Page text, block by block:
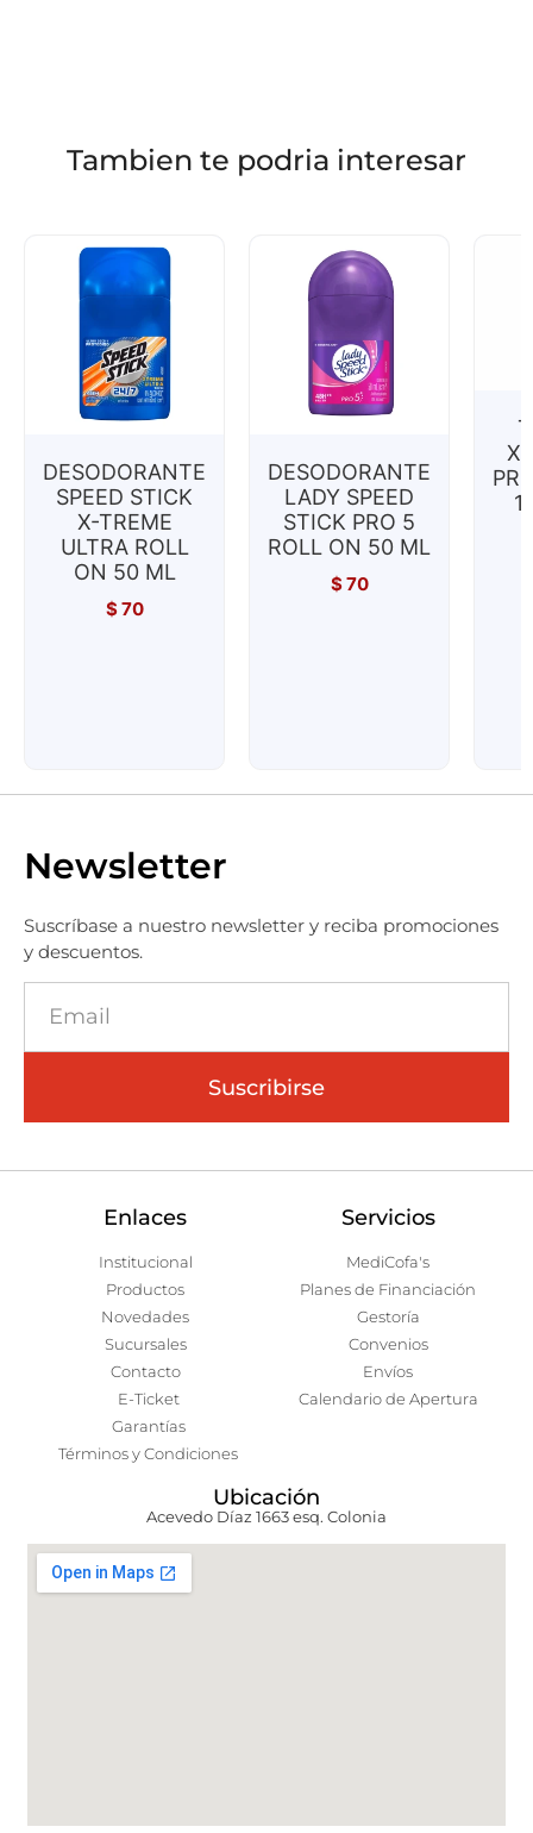
Tambien te podria interesar
DESODORANTE
SPEED STICK
X-TREME
ULTRA ROLL
ON 50 ML
$70
DESODORANTE
LADY SPEED
STICK PRO 5
ROLL ON 50 ML
$70
Newsletter
Suscríbase a nuestro newsletter y reciba promociones
y descuentos.
Suscribirse
Enlaces
Institucional
Productos
Novedades
Sucursales
Contacto
E-Ticket
Garantías
Términos y Condiciones
Servicios
MediCofa's
Planes de Financiación
Gestoría
Convenios
Envíos
Calendario de Apertura
Ubicación
Acevedo Díaz 1663 esq. Colonia